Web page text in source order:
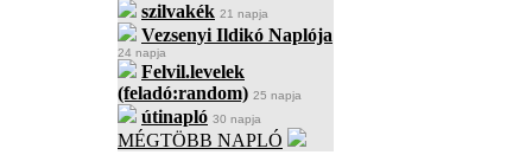
szilvakék 21 napja
Vezsenyi Ildikó Naplója
24 napja
Felvil.levelek
(feladó:random) 25 napja
útinapló 30 napja
MÉGTÖBB NAPLÓ